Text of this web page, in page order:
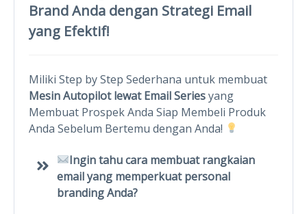
Brand Anda dengan Strategi Email
yang Efektif!
Miliki Step by Step Sederhana untuk membuat
Mesin Autopilot lewat Email Seriesyang
Membuat Prospek Anda Siap Membeli Produk
Anda Sebelum Bertemu dengan Anda!
Ingin tahu cara membuat rangkaian
email yang memperkuat personal
branding Anda?